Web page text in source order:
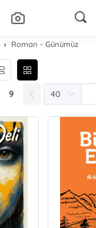
Roman - Günümüz
9